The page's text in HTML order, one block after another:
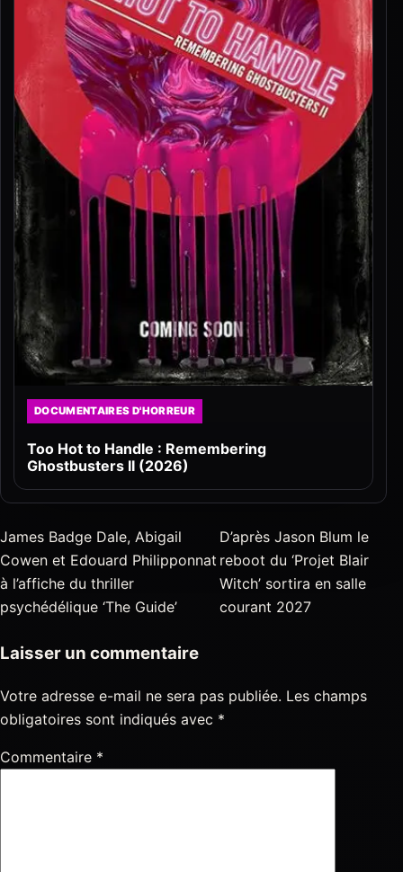
DOCUMENTAIRES D'HORREUR
Too Hot to Handle : Remembering
Ghostbusters II (2026)
James Badge Dale, Abigail
Cowen et Edouard Philipponnat
à l’affiche du thriller
psychédélique ‘The Guide’
D’après Jason Blum le
reboot du ‘Projet Blair
Witch’ sortira en salle
courant 2027
Laisser un commentaire
Votre adresse e-mail ne sera pas publiée. Les champs
obligatoires sont indiqués avec *
Commentaire *